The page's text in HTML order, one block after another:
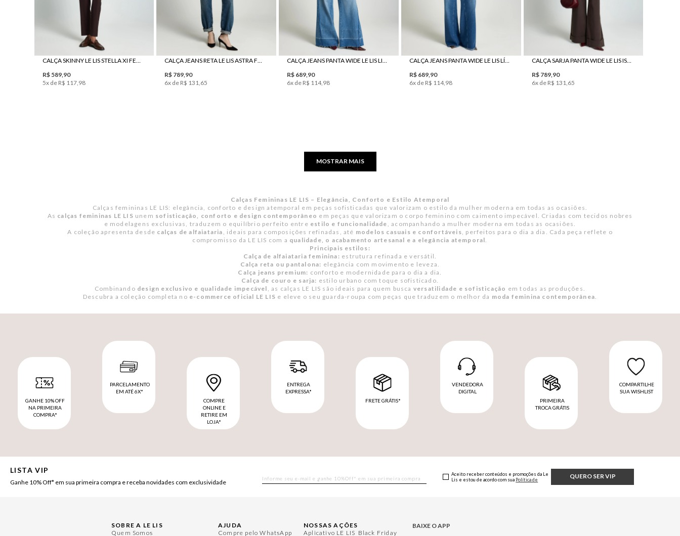
CALÇA SKINNY LE LIS STELLA XI FEMININA
R$ 589, 90
5x de R$ 117, 98
CALÇA JEANS RETA LE LIS ASTRA FEMININA
R$ 789 90
6x de R$ 131 65
CALÇA JEANS PANTA WIDE LE LIS LIANA FEMININA
R$ 689 90
6x de R$ 114, 98
CALÇA JEANS PANTA WIDE LE LIS LÍVIA FEMININA
R$ 689, 90
6x de R$ 114, 98
CALÇA SARJA PANTA WIDE LE LIS ISABELA I FEMININA
R$ 789, 90
6x de R$ 131 65
MOSTRAR MAIS
Calças Femininas LE LIS – Elegância, Conforto e Estilo Atemporal
Calças femininas LE LIS: elegância, conforto e design atemporal em peças sofisticadas que valorizam o estilo da mulher moderna em todas as ocasiões.
As calças femininas LE LIS unem sofisticação, conforto e design contemporâneo em peças que valorizam o corpo feminino com caimento impecável. Criadas com tecidos nobres
e modelagens exclusivas, traduzem o equilíbrio perfeito entre estilo e funcionalidade , acompanhando a mulher moderna em todas as ocasiões.
A coleção apresenta desde calças de alfaiataria , ideais para composições refinadas, até modelos casuais e confortáveis , perfeitos para o dia a dia. Cada peça reflete o
compromisso da LE LIS com a qualidade, o acabamento artesanal e a elegância atemporal
Principais estilos:
Calça de alfaiataria feminina: estrutura refinada e versátil.
Calça reta ou pantalona: elegância com movimento e leveza.
Calça jeans premium: conforto e modernidade para o dia a dia.
Calça de couro e sarja: estilo urbano com toque sofisticado.
Combinando design exclusivo e qualidade impecável , as calças LE LIS são ideais para quem busca versatilidade e sofisticação em todas as produções.
Descubra a coleção completa no e-commerce oficial LE LIS e eleve o seu guarda-roupa com peças que traduzem o melhor da moda feminina contemporânea
GANHE 10% OFF
NA PRIMEIRA
COMPRA*
PARCELAMENTO
EM ATÉ 6X*
COMPRE
ONLINE E
RETIRE EM
LOJA*
ENTREGA
EXPRESSA*
FRETE GRÁTIS*
VENDEDORA
DIGITAL
PRIMEIRA
TROCA GRÁTIS
COMPARTILHE
SUA WISHLIST
LISTA VIP
Ganhe 10% Off* em sua primeira compra e receba novidades com exclusividade
QUERO SER VIP
Aceito receber conteúdos e promoções da Le
Lis e estou de acordo com sua Política de
SOBRE A LE LIS
Quem Somos
AJUDA
Compre pelo WhatsApp
NOSSAS AÇÕES
Aplicativo LE LIS Black Friday
BAIXE O APP